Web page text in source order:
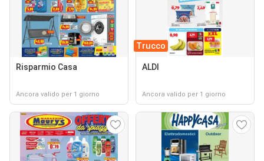
Risparmio Casa
Ancora valido per 1 giorno
Trucco
ALDI
Ancora valido per 1 giorno